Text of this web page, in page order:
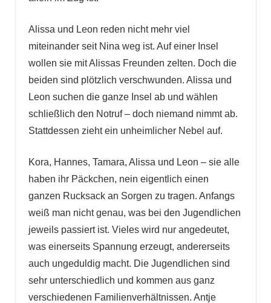
Alissa und Leon reden nicht mehr viel
miteinander seit Nina weg ist. Auf einer Insel
wollen sie mit Alissas Freunden zelten. Doch die
beiden sind plötzlich verschwunden. Alissa und
Leon suchen die ganze Insel ab und wählen
schließlich den Notruf – doch niemand nimmt ab.
Stattdessen zieht ein unheimlicher Nebel auf.
Kora, Hannes, Tamara, Alissa und Leon – sie alle
haben ihr Päckchen, nein eigentlich einen
ganzen Rucksack an Sorgen zu tragen. Anfangs
weiß man nicht genau, was bei den Jugendlichen
jeweils passiert ist. Vieles wird nur angedeutet,
was einerseits Spannung erzeugt, andererseits
auch ungeduldig macht. Die Jugendlichen sind
sehr unterschiedlich und kommen aus ganz
verschiedenen Familienverhältnissen. Antje